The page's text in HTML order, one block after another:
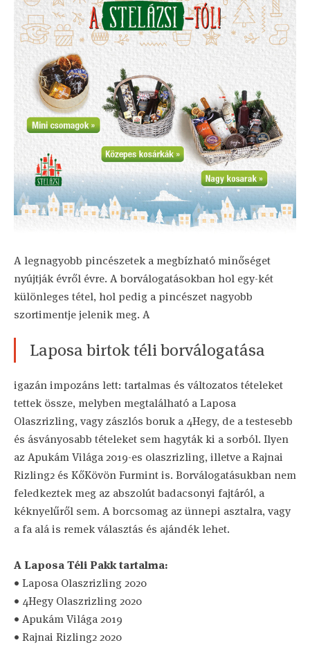
A legnagyobb pincészetek a megbízható minőséget
nyújtják évről évre. A borválogatásokban hol egy-két
különleges tétel, hol pedig a pincészet nagyobb
szortimentje jelenik meg. A
Laposa birtok téli borválogatása
igazán impozáns lett: tartalmas és változatos tételeket
tettek össze, melyben megtalálható a Laposa
Olaszrizling, vagy zászlós boruk a 4Hegy, de a testesebb
és ásványosabb tételeket sem hagyták ki a sorból. Ilyen
az Apukám Világa 2019-es olaszrizling, illetve a Rajnai
Rizling2 és KőKövön Furmint is. Borválogatásukban nem
feledkeztek meg az abszolút badacsonyi fajtáról, a
kéknyelűről sem. A borcsomag az ünnepi asztalra, vagy
a fa alá is remek választás és ajándék lehet.
A Laposa Téli Pakk tartalma:
• Laposa Olaszrizling 2020
• 4Hegy Olaszrizling 2020
• Apukám Világa 2019
• Rajnai Rizling2 2020